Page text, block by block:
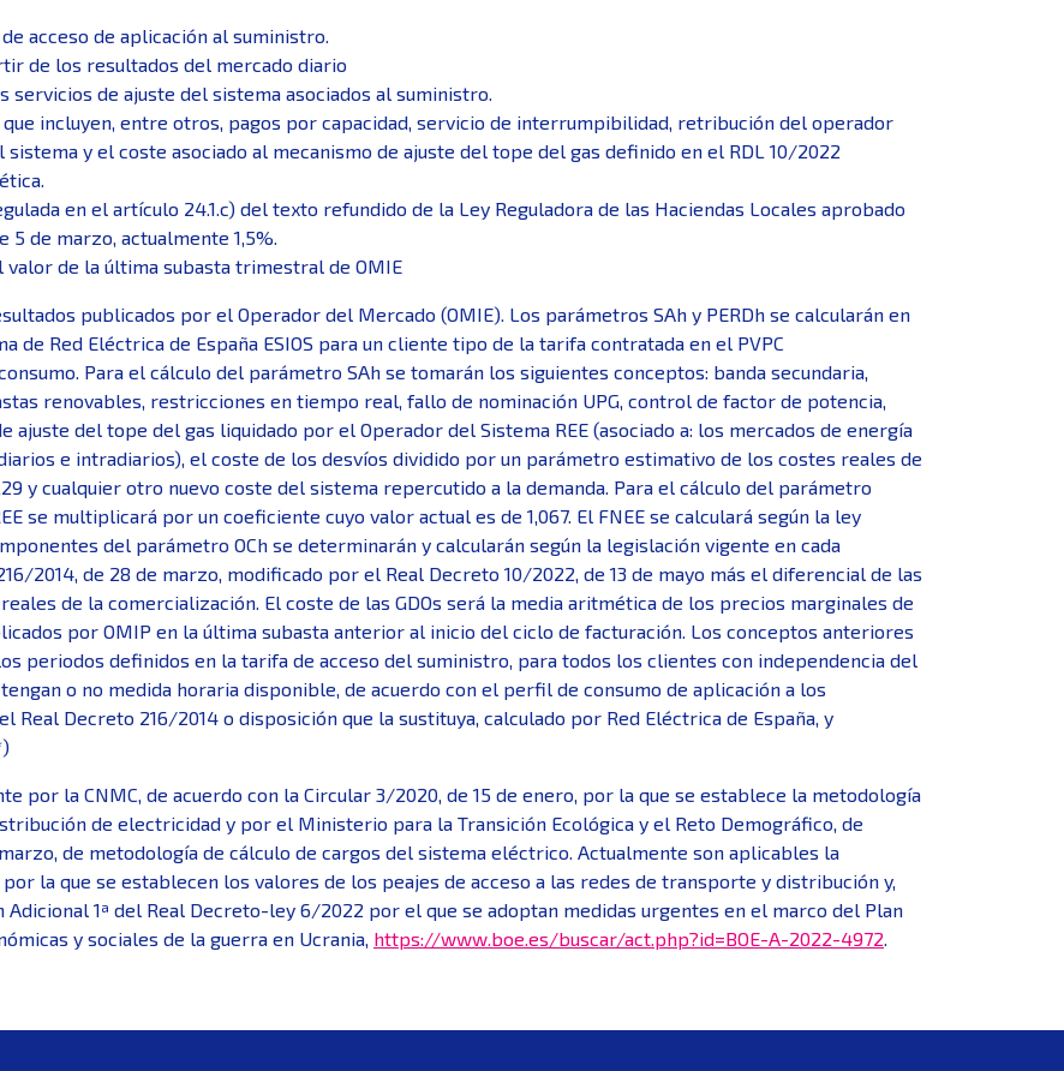
acceso de aplicación al suministro.
de los resultados del mercado diario
servicios de ajuste del sistema asociados al suministro.
que incluyen, entre otros, pagos por capacidad, servicio de interrumpibilidad, retribución del operador
y el coste asociado al mecanismo de ajuste del tope del gas definido en el RDL 10/2022
en el artículo 24.1.c) del texto refundido de la Ley Reguladora de las Haciendas Locales aprobado
de marzo, actualmente 1,5%.
valor de la última subasta trimestral de OMIE
publicados por el Operador del Mercado (OMIE). Los parámetros SAh y PERDh se calcularán en
Red Eléctrica de España ESIOS para un cliente tipo de la tarifa contratada en el PVPC
Para el cálculo del parámetro SAh se tomarán los siguientes conceptos: banda secundaria,
renovables, restricciones en tiempo real, fallo de nominación UPG, control de factor de potencia,
ajuste del tope del gas liquidado por el Operador del Sistema REE (asociado a: los mercados de energía
e intradiarios), el coste de los desvíos dividido por un parámetro estimativo de los costes reales de
y cualquier otro nuevo coste del sistema repercutido a la demanda. Para el cálculo del parámetro
se multiplicará por un coeficiente cuyo valor actual es de 1,067. El FNEE se calculará según la ley
del parámetro OCh se determinarán y calcularán según la legislación vigente en cada
2014, de 28 de marzo, modificado por el Real Decreto 10/2022, de 13 de mayo más el diferencial de las
de la comercialización. El coste de las GDOs será la media aritmética de los precios marginales de
por OMIP en la última subasta anterior al inicio del ciclo de facturación. Los conceptos anteriores
periodos definidos en la tarifa de acceso del suministro, para todos los clientes con independencia del
o no medida horaria disponible, de acuerdo con el perfil de consumo de aplicación a los
Decreto 216/2014 o disposición que la sustituya, calculado por Red Eléctrica de España, y
por la CNMC, de acuerdo con la Circular 3/2020, de 15 de enero, por la que se establece la metodología
de electricidad y por el Ministerio para la Transición Ecológica y el Reto Demográfico, de
de metodología de cálculo de cargos del sistema eléctrico. Actualmente son aplicables la
por la que se establecen los valores de los peajes de acceso a las redes de transporte y distribución y,
Adicional 1ª del Real Decreto-ley 6/2022 por el que se adoptan medidas urgentes en el marco del Plan
y sociales de la guerra en Ucrania, https://www.boe.es/buscar/act.php?id=BOE-A-2022-4972.